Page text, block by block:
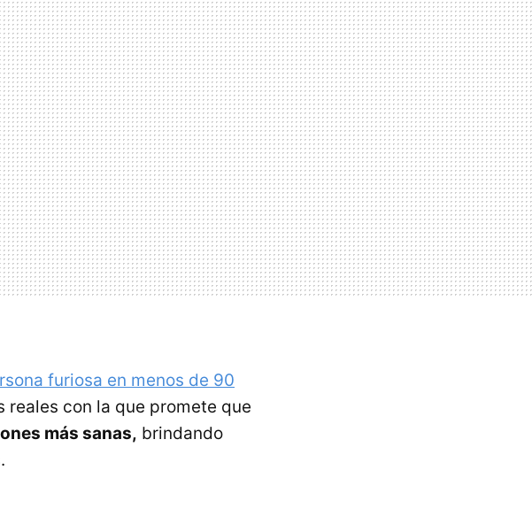
furiosa en menos de 90
reales con la que promete que
más sanas, brindando